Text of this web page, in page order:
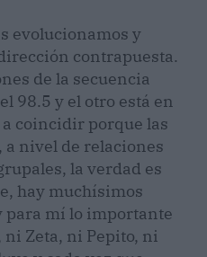
evolucionamos y
contrapuesta.
de la secuencia
98.5 y el otro está en
coincidir porque las
a nivel de relaciones
la verdad es
hay muchísimos
para mí lo importante
ni Zeta, ni Pepito, ni